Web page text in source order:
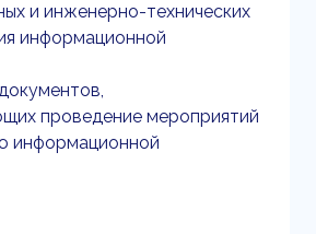
и инженерно-технических
информационной
проведение мероприятий
информационной